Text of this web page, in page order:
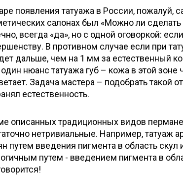
появления татуажа в России,
салонах был «Можно ли
всегда «да», но с одной оговоркой:
В противном случае если при
дальше, чем на 1 мм за естественный
нюанс татуажа губ – кожа в этой зоне
Задача мастера – подобрать такой
естественность.
описанных традиционных видов
нетривиальные. Например, татуаж
путем введения пигмента в область
путем - введением пигмента в